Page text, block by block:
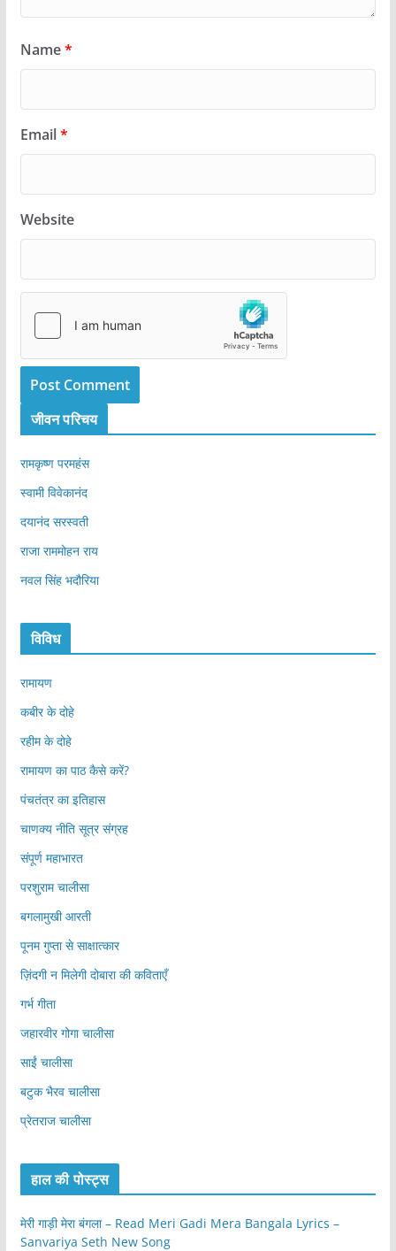
Name*
Email*
Website
जीवन परिचय
रामकृष्ण परमहंस
स्वामी विवेकानंद
दयानंद सरस्वती
राजा राममोहन राय
नवल सिंह भदौरिया
विविध
रामायण
कबीर के दोहे
रहीम के दोहे
रामायण का पाठ कैसे करें?
पंचतंत्र का इतिहास
चाणक्य नीति सूत्र संग्रह
संपूर्ण महाभारत
परशुराम चालीसा
बगलामुखी आरती
पूनम गुप्ता से साक्षात्कार
ज़िंदगी न मिलेगी दोबारा की कविताएँ
गर्भ गीता
जहारवीर गोगा चालीसा
साईं चालीसा
बटुक भैरव चालीसा
प्रेतराज चालीसा
हाल की पोस्ट्स
मेरी गाड़ी मेरा बंगला – Read Meri Gadi Mera Bangala Lyrics –
Sanvariya Seth New Song